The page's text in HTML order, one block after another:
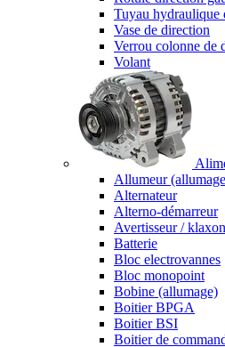
Tuyau hydraulique
Vase de direction
Verrou colonne de
Volant
Allumeur
Alternateur
Alterno-démarreur
Avertisseur / klaxon
Batterie
Bloc electrovannes
Bloc monopoint
Bobine (allumage)
Boitier BPGA
Boitier BSI
Boitier de